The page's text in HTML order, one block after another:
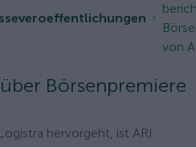
von
Börsenpremiere
hervorgeht, ist ARI